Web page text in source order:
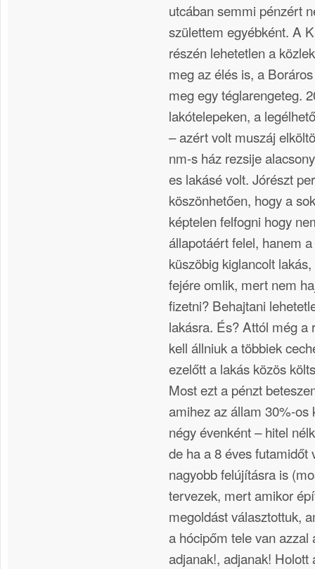
utcában semmi pénzért
születtem egyébként. A
részén lehetetlen a
meg az élés is, a
meg egy téglarengeteg.
lakótelepeken, a
– azért volt muszáj
nm-s ház rezsije
es lakásé volt. Jórészt
köszönhetően, hogy a
képtelen felfogni hogy
állapotáért felel, hanem
küszöbig kiglancolt
fejére omlik, mert nem
fizetni? Behajtani
lakásra. És? Attól még a
kell állniuk a többiek
ezelőtt a lakás közös
Most ezt a pénzt
amihez az állam 30%-os
négy évenként – hitel
de ha a 8 éves futamidőt
nagyobb felújításra is
tervezek, mert amikor
megoldást választottuk,
a hócipőm tele van azzal
adjanak!, adjanak! Holott